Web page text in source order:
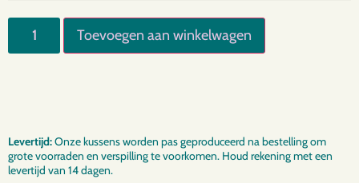
Toevoegen aan winkelwagen
Levertijd:Onze kussens worden pas geproduceerd na bestelling om
grote voorraden en verspilling te voorkomen. Houd rekening met een
levertijd van 14 dagen.